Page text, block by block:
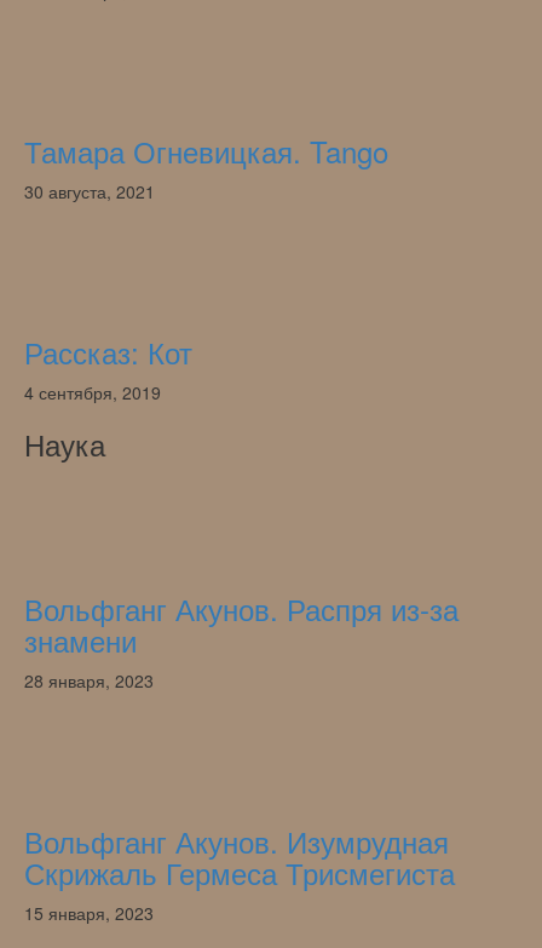
Тамара Огневицкая. Tango
30 августа, 2021
Рассказ: Кот
4 сентября, 2019
Наука
Вольфганг Акунов. Распря из-за
знамени
28 января, 2023
Вольфганг Акунов. Изумрудная
Скрижаль Гермеса Трисмегиста
15 января, 2023